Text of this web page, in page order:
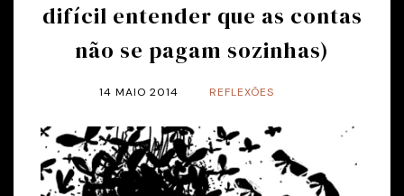
difícil entender que as contas
não se pagam sozinhas)
14 MAIO 2014 REFLEXÕES